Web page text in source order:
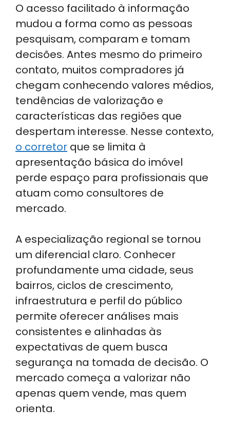
O acesso facilitado à informação
mudou a forma como as pessoas
pesquisam, comparam e tomam
decisões. Antes mesmo do primeiro
contato, muitos compradores já
chegam conhecendo valores médios,
tendências de valorização e
características das regiões que
despertam interesse. Nesse contexto,
o corretor que se limita à
apresentação básica do imóvel
perde espaço para profissionais que
atuam como consultores de
mercado.
A especialização regional se tornou
um diferencial claro. Conhecer
profundamente uma cidade, seus
bairros, ciclos de crescimento,
infraestrutura e perfil do público
permite oferecer análises mais
consistentes e alinhadas às
expectativas de quem busca
segurança na tomada de decisão. O
mercado começa a valorizar não
apenas quem vende, mas quem
orienta.